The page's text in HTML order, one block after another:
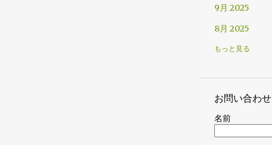
9月 2025
8月 2025
7月 2025
4月 2025
もっと見る
お問い合わせ
名前